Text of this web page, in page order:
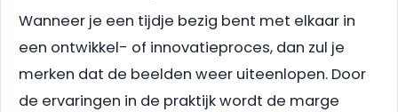
Wanneer je een tijdje bezig bent met elkaar in
een ontwikkel- of innovatieproces, dan zul je
merken dat de beelden weer uiteenlopen. Door
de ervaringen in de praktijk wordt de marge